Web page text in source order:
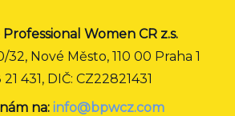
Professional Women CR z.s.
Nové Město, 110 00 Praha 1
431, DIČ: CZ22821431
na: info@bpwcz.com